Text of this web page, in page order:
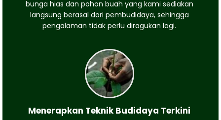
bunga hias dan pohon buah yang kami sediakan
langsung berasal dari pembudidaya, sehingga
pengalaman tidak perlu diragukan lagi.
Menerapkan Teknik Budidaya Terkini